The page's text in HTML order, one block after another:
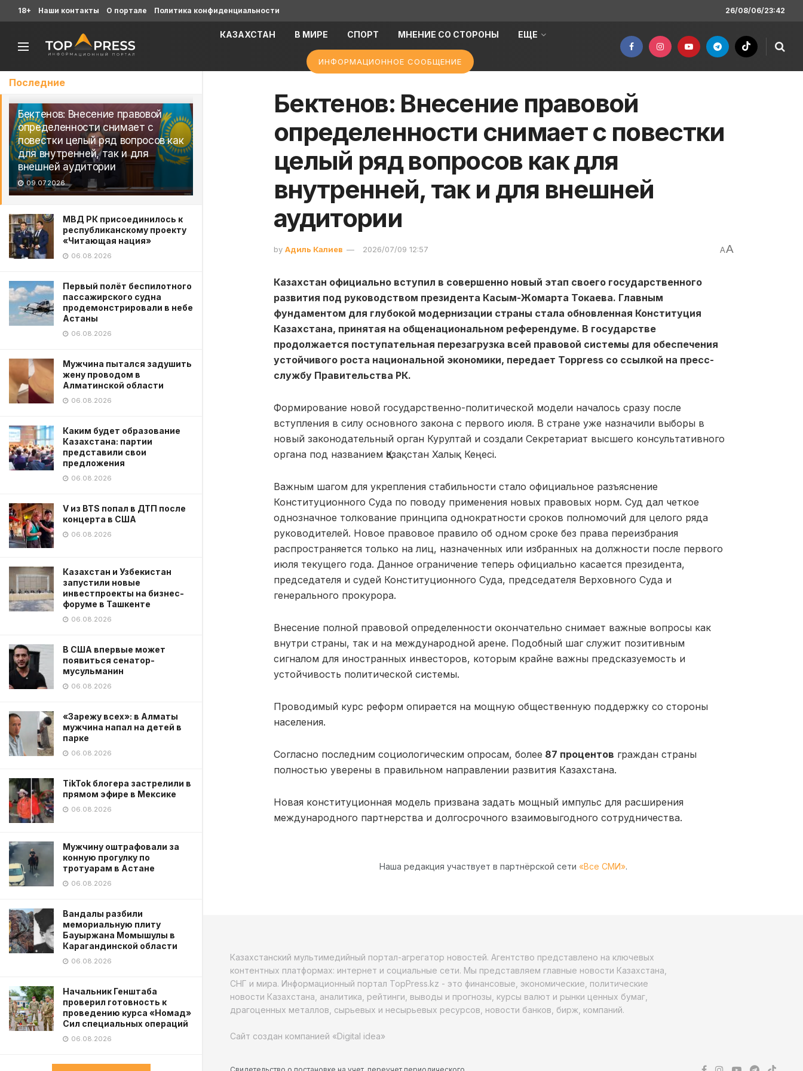
Последние
Бектенов: Внесение правовой
определенности снимает с
повестки целый ряд вопросов как
для внутренней, так и для
внешней аудитории
09.07.2026
МВД РК присоединилось к
республиканскому проекту
«Читающая нация»
06.08.2026
Первый полёт беспилотного
пассажирского судна
продемонстрировали в небе
Астаны
06.08.2026
Мужчина пытался задушить
жену проводом в
Алматинской области
06.08.2026
Каким будет образование
Казахстана: партии
представили свои
предложения
06.08.2026
V из BTS попал в ДТП после
концерта в США
06.08.2026
Казахстан и Узбекистан
запустили новые
инвестпроекты на бизнес-
форуме в Ташкенте
06.08.2026
В США впервые может
появиться сенатор-
мусульманин
06.08.2026
«Зарежу всех»: в Алматы
мужчина напал на детей в
парке
06.08.2026
TikTok блогера застрелили в
прямом эфире в Мексике
06.08.2026
Мужчину оштрафовали за
конную прогулку по
тротуарам в Астане
06.08.2026
Вандалы разбили
мемориальную плиту
Бауыржана Момышулы в
Карагандинской области
06.08.2026
Начальник Генштаба
проверил готовность к
проведению курса «Номад»
Сил специальных операций
06.08.2026
18+ Наши контакты О портале Политика конфиденциальности 26/08/06/23:42
КАЗАХСТАН В МИРЕ СПОРТ МНЕНИЕ СО СТОРОНЫ ЕЩЕ
ИНФОРМАЦИОННОЕ СООБЩЕНИЕ
Бектенов: Внесение правовой
определенности снимает с повестки
целый ряд вопросов как для
внутренней, так и для внешней
аудитории
by Адиль Калиев 2026/07/09 12:57 AA
Казахстан официально вступил в совершенно новый этап своего государственного
развития под руководством президента Касым-Жомарта Токаева. Главным
фундаментом для глубокой модернизации страны стала обновленная Конституция
Казахстана, принятая на общенациональном референдуме. В государстве
продолжается поступательная перезагрузка всей правовой системы для обеспечения
устойчивого роста национальной экономики, передает Toppress со ссылкой на пресс-
службу Правительства РК.
Формирование новой государственно-политической модели началось сразу после
вступления в силу основного закона с первого июля. В стране уже назначили выборы в
новый законодательный орган Курултай и создали Секретариат высшего консультативного
органа под названием Қазақстан Халық Кеңесі.
Важным шагом для укрепления стабильности стало официальное разъяснение
Конституционного Суда по поводу применения новых правовых норм. Суд дал четкое
однозначное толкование принципа однократности сроков полномочий для целого ряда
руководителей. Новое правовое правило об одном сроке без права переизбрания
распространяется только на лиц, назначенных или избранных на должности после первого
июля текущего года. Данное ограничение теперь официально касается президента,
председателя и судей Конституционного Суда, председателя Верховного Суда и
генерального прокурора.
Внесение полной правовой определенности окончательно снимает важные вопросы как
внутри страны, так и на международной арене. Подобный шаг служит позитивным
сигналом для иностранных инвесторов, которым крайне важны предсказуемость и
устойчивость политической системы.
Проводимый курс реформ опирается на мощную общественную поддержку со стороны
населения.
Согласно последним социологическим опросам, более 87 процентов граждан страны
полностью уверены в правильном направлении развития Казахстана.
Новая конституционная модель призвана задать мощный импульс для расширения
международного партнерства и долгосрочного взаимовыгодного сотрудничества.
Наша редакция участвует в партнёрской сети «Все СМИ».
Казахстанский мультимедийный портал-агрегатор новостей. Агентство представлено на ключевых
контентных платформах: интернет и социальные сети. Мы представляем главные новости Казахстана,
СНГ и мира. Информационный портал TopPress.kz - это финансовые, экономические, политические
новости Казахстана, аналитика, рейтинги, выводы и прогнозы, курсы валют и рынки ценных бумаг,
драгоценных металлов, сырьевых и несырьевых ресурсов, новости банков, бирж, компаний.
Сайт создан компанией «Digital idea»